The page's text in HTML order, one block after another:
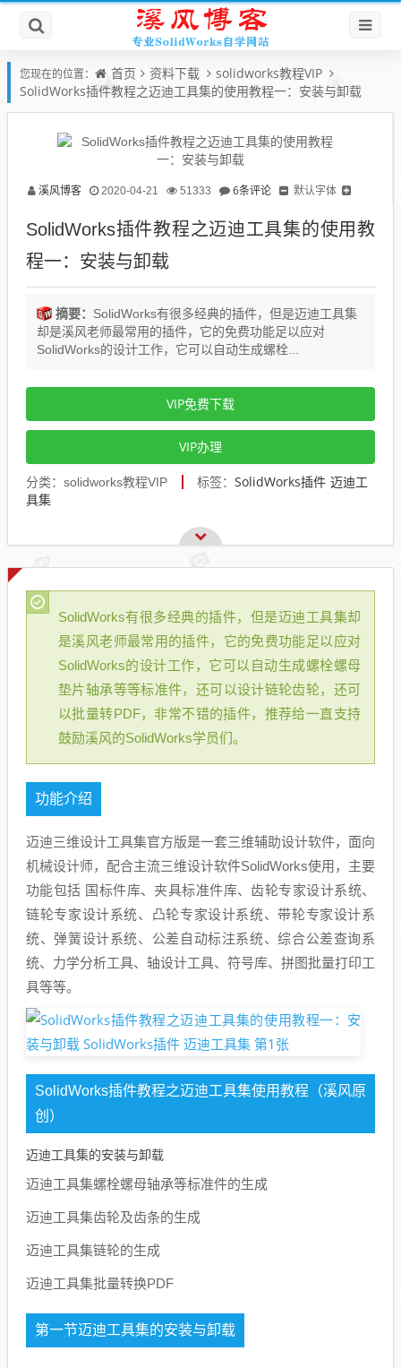
您现在的位置： 首页 资料下载
solidworks教程VIP
SolidWorks插件教程之迈迪工具集的使用教程一：安装与卸载
溪风博客 2020-04-21 51333 6条评论 默认字体
SolidWorks插件教程之迈迪工具集的使用教
程一：安装与卸载
摘要： SolidWorks有很多经典的插件，但是迈迪工具集
却是溪风老师最常用的插件，它的免费功能足以应对
SolidWorks的设计工作，它可以自动生成螺栓...
VIP免费下载
VIP办理
分类：solidworks教程VIP 标签： SolidWorks插件 迈迪工
具集
SolidWorks有很多经典的插件，但是迈迪工具集却
是溪风老师最常用的插件，它的免费功能足以应对
SolidWorks的设计工作，它可以自动生成螺栓螺母
垫片轴承等等标准件，还可以设计链轮齿轮，还可
以批量转PDF，非常不错的插件，推荐给一直支持
鼓励溪风的SolidWorks学员们。
功能介绍
迈迪三维设计工具集官方版是一套三维辅助设计软件，面向
机械设计师，配合主流三维设计软件SolidWorks使用，主要
功能包括 国标件库、夹具标准件库、齿轮专家设计系统、
链轮专家设计系统、凸轮专家设计系统、带轮专家设计系
统、弹簧设计系统、公差自动标注系统、综合公差查询系
统、力学分析工具、轴设计工具、符号库、拼图批量打印工
具等等。
SolidWorks插件教程之迈迪工具集使用教程（溪风原
创）
迈迪工具集的安装与卸载
迈迪工具集螺栓螺母轴承等标准件的生成
迈迪工具集齿轮及齿条的生成
迈迪工具集链轮的生成
迈迪工具集批量转换PDF
第一节迈迪工具集的安装与卸载